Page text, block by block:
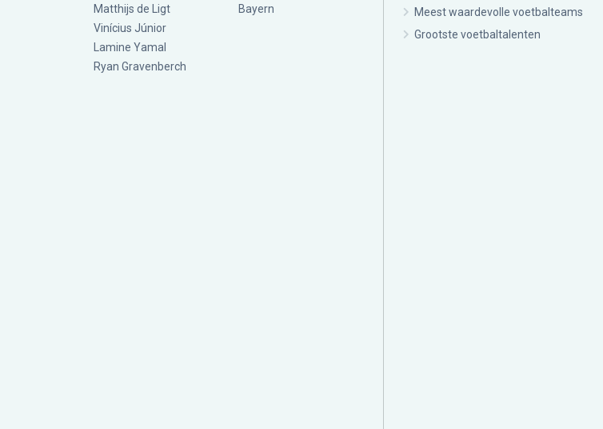
Matthijs de Ligt
Vinícius Júnior
Lamine Yamal
Ryan Gravenberch
Bayern
Meest waardevolle voetbalteams
Grootste voetbaltalenten